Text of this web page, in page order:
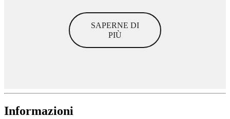
SAPERNE DI
PIÙ
Informazioni